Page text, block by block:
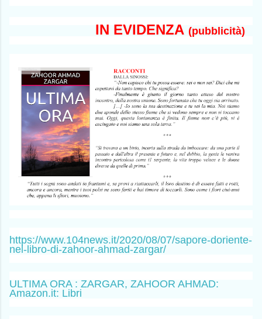
IN EVIDENZA (pubblicità)
https://www.104news.it/2020/08/07/sapore-doriente-
nel-libro-di-zahoor-ahmad-zargar/
ULTIMA ORA : ZARGAR, ZAHOOR AHMAD:
Amazon.it: Libri